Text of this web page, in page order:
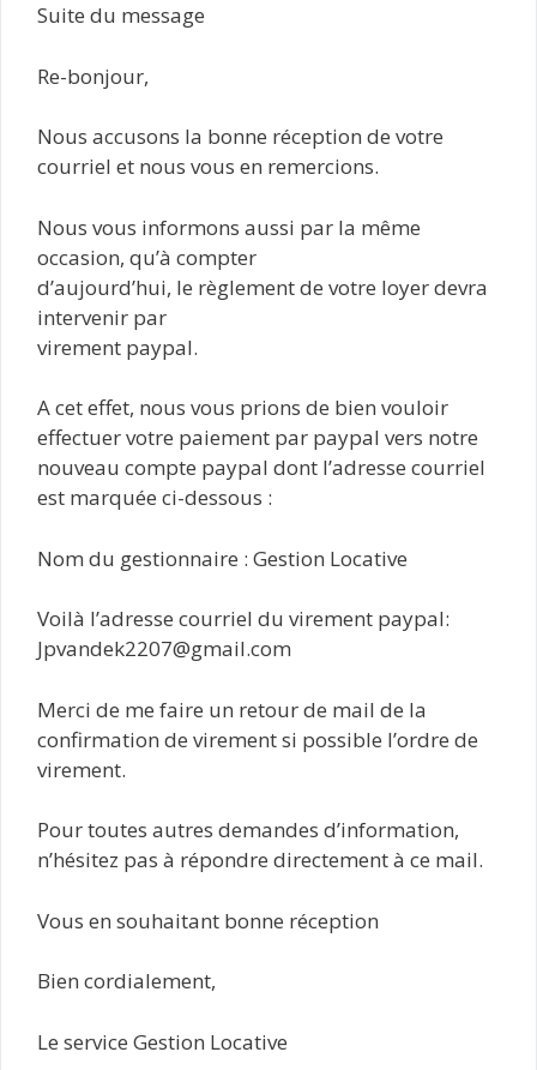
Suite du message
Re-bonjour,
Nous accusons la bonne réception de votre
courriel et nous vous en remercions.
Nous vous informons aussi par la même
occasion, qu’à compter
d’aujourd’hui, le règlement de votre loyer devra
intervenir par
virement paypal.
A cet effet, nous vous prions de bien vouloir
effectuer votre paiement par paypal vers notre
nouveau compte paypal dont l’adresse courriel
est marquée ci-dessous :
Nom du gestionnaire : Gestion Locative
Voilà l’adresse courriel du virement paypal:
Jpvandek2207@gmail.com
Merci de me faire un retour de mail de la
confirmation de virement si possible l’ordre de
virement.
Pour toutes autres demandes d’information,
n’hésitez pas à répondre directement à ce mail.
Vous en souhaitant bonne réception
Bien cordialement,
Le service Gestion Locative